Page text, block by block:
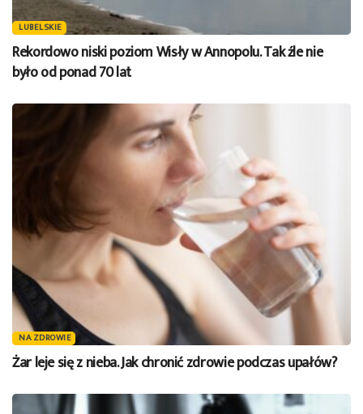
LUBELSKIE
Rekordowo niski poziom Wisły w Annopolu. Tak źle nie
było od ponad 70 lat
NA ZDROWIE
Żar leje się z nieba. Jak chronić zdrowie podczas upałów?